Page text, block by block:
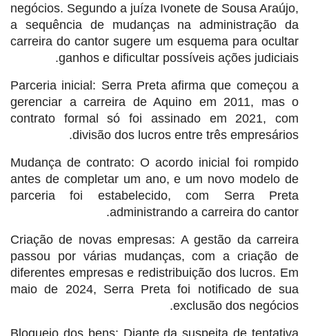
negócios. Segundo a juíza Ivonete de Sousa Araújo,
a sequência de mudanças na administração da
carreira do cantor sugere um esquema para ocultar
ganhos e dificultar possíveis ações judiciais.
Parceria inicial: Serra Preta afirma que começou a
gerenciar a carreira de Aquino em 2011, mas o
contrato formal só foi assinado em 2021, com
divisão dos lucros entre três empresários.
Mudança de contrato: O acordo inicial foi rompido
antes de completar um ano, e um novo modelo de
parceria foi estabelecido, com Serra Preta
administrando a carreira do cantor.
Criação de novas empresas: A gestão da carreira
passou por várias mudanças, com a criação de
diferentes empresas e redistribuição dos lucros. Em
maio de 2024, Serra Preta foi notificado de sua
exclusão dos negócios.
Bloqueio dos bens: Diante da suspeita de tentativa